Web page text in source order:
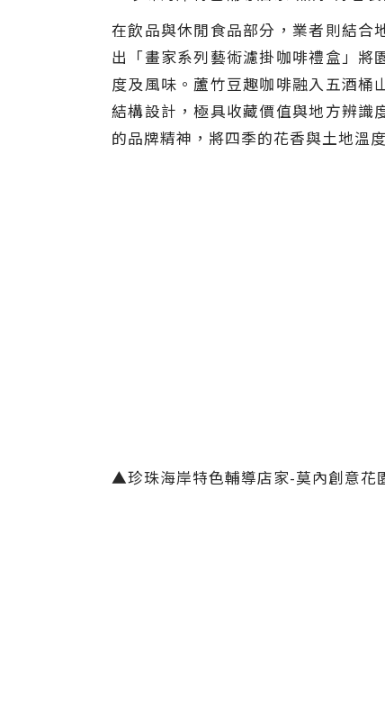
在飲品與休閒食品部分，業者則結合
出「畫家系列藝術濾掛咖啡禮盒」將
度及風味。蘆竹豆趣咖啡融入五酒桶
結構設計，極具收藏價值與地方辨識
的品牌精神，將四季的花香與土地溫
▲珍珠海岸特色輔導店家-莫內創意花